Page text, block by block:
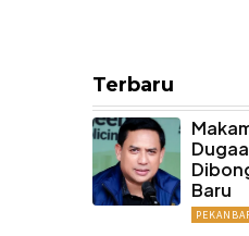
Terbaru
Baru